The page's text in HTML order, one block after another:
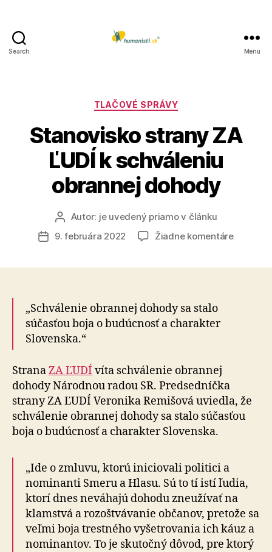
Search Menu
Kategórie
TLAČOVÉ SPRÁVY
Stanovisko strany ZA
ĽUDÍ k schváleniu
obrannej dohody
Autor
článku
Autor: je uvedený priamo v článku
Dátum
9. februára 2022 Žiadne komentárena
„Schválenie obrannej dohody sa stalo
súčasťou boja o budúcnosť a charakter
Slovenska.“
StranaZA ĽUDÍ víta schválenie obrannej
dohody Národnou radou SR. Predsedníčka
strany ZA ĽUDÍ Veronika Remišová uviedla, že
schválenie obrannej dohody sa stalo súčasťou
boja o budúcnosť a charakter Slovenska.
„Ide o zmluvu, ktorú iniciovali politici a
nominanti Smeru a Hlasu. Sú to tí istí ľudia,
ktorí dnes neváhajú dohodu zneužívať na
klamstvá a rozoštvávanie občanov, pretože sa
veľmi boja trestného vyšetrovania ich káuz a
nominantov. To je skutočný dôvod, pre ktorý